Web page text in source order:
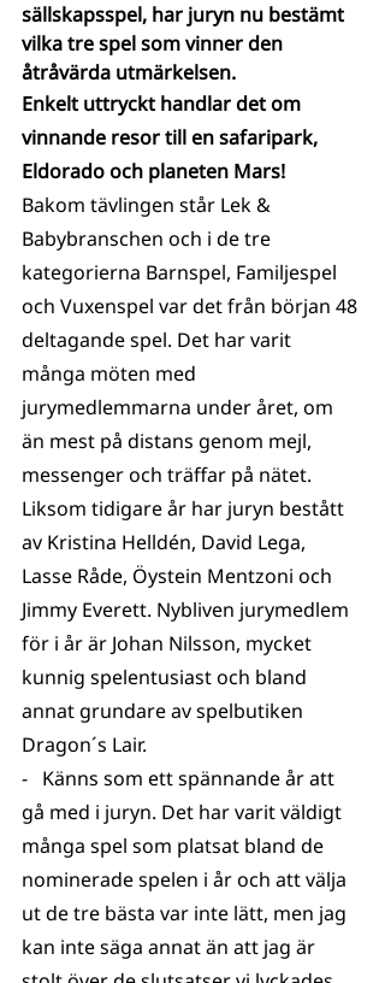
sällskapsspel, har juryn nu bestämt
vilka tre spel som vinner den
åtråvärda utmärkelsen.
Enkelt uttryckt handlar det om
vinnande resor till en safaripark,
Eldorado och planeten Mars!
Bakom tävlingen står Lek &
Babybranschen och i de tre
kategorierna Barnspel, Familjespel
och Vuxenspel var det från början 48
deltagande spel. Det har varit
många möten med
jurymedlemmarna under året, om
än mest på distans genom mejl,
messenger och träffar på nätet.
Liksom tidigare år har juryn bestått
av Kristina Helldén, David Lega,
Lasse Råde, Öystein Mentzoni och
Jimmy Everett. Nybliven jurymedlem
för i år är Johan Nilsson, mycket
kunnig spelentusiast och bland
annat grundare av spelbutiken
Dragon´s Lair.
-   Känns som ett spännande år att
gå med i juryn. Det har varit väldigt
många spel som platsat bland de
nominerade spelen i år och att välja
ut de tre bästa var inte lätt, men jag
kan inte säga annat än att jag är